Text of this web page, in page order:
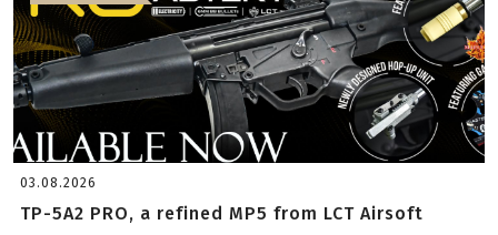
03.08.2026
TP-5A2 PRO, a refined MP5 from LCT Airsoft